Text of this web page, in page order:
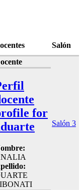
Salón
for
Salón 3